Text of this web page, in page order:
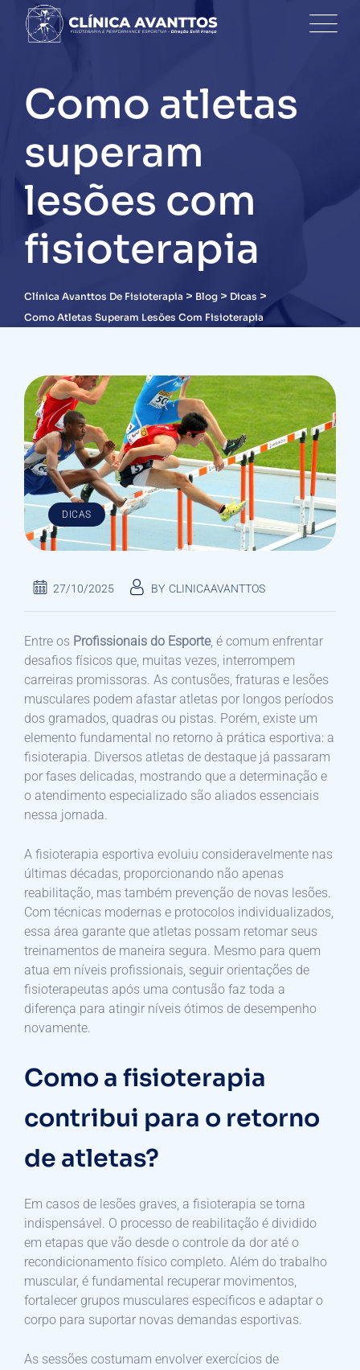
content
Como atletas
superam
lesões com
fisioterapia
Clínica Avanttos De Fisioterapia > Blog > Dicas >
Como Atletas Superam Lesões Com Fisioterapia
DICAS
27/10/2025 BY CLINICAAVANTTOS
Entre os Profissionais do Esporte, é comum enfrentar
desafios físicos que, muitas vezes, interrompem
carreiras promissoras. As contusões, fraturas e lesões
musculares podem afastar atletas por longos períodos
dos gramados, quadras ou pistas. Porém, existe um
elemento fundamental no retorno à prática esportiva: a
fisioterapia. Diversos atletas de destaque já passaram
por fases delicadas, mostrando que a determinação e
o atendimento especializado são aliados essenciais
nessa jornada.
A fisioterapia esportiva evoluiu consideravelmente nas
últimas décadas, proporcionando não apenas
reabilitação, mas também prevenção de novas lesões.
Com técnicas modernas e protocolos individualizados,
essa área garante que atletas possam retomar seus
treinamentos de maneira segura. Mesmo para quem
atua em níveis profissionais, seguir orientações de
fisioterapeutas após uma contusão faz toda a
diferença para atingir níveis ótimos de desempenho
novamente.
Como a fisioterapia
contribui para o retorno
de atletas?
Em casos de lesões graves, a fisioterapia se torna
indispensável. O processo de reabilitação é dividido
em etapas que vão desde o controle da dor até o
recondicionamento físico completo. Além do trabalho
muscular, é fundamental recuperar movimentos,
fortalecer grupos musculares específicos e adaptar o
corpo para suportar novas demandas esportivas.
As sessões costumam envolver exercícios de